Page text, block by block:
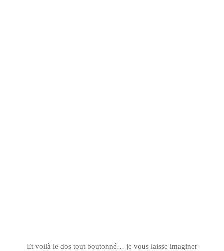
Et voilà le dos tout boutonné… je vous laisse imaginer